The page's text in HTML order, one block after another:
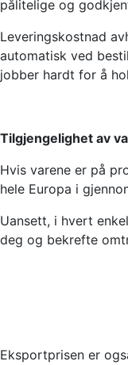
pålitelige og
Leveringskostnad
automatisk ved
jobber hardt for å
Tilgjengelighet av
Hvis varene er på
hele Europa i
Uansett, i hvert
deg og bekrefte
Eksportprisen er